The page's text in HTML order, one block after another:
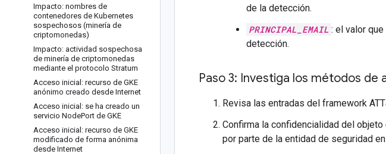
Impacto: nombres de
contenedores de Kubernetes
sospechosos (minería de
criptomonedas)
Impacto: actividad sospechosa
de minería de criptomonedas
mediante el protocolo Stratum
Acceso inicial: recurso de GKE
anónimo creado desde Internet
Acceso inicial: se ha creado un
servicio NodePort de GKE
Acceso inicial: recurso de GKE
modificado de forma anónima
desde Internet
de la detección.
PRINCIPAL_EMAIL : el valor
detección.
Paso 3: Investiga los métodos de
Revisa las entradas del framework
Confirma la confidencialidad del
por parte de la entidad de seguridad